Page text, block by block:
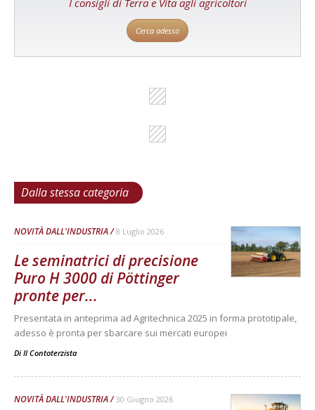
Cerca adesso
Dalla stessa categoria
NOVITÀ DALL'INDUSTRIA 8 Luglio 2026
Le seminatrici di precisione
Puro H 3000 di Pöttinger
pronte per...
Presentata in anteprima ad Agritechnica 2025 in forma prototipale,
adesso è pronta per sbarcare sui mercati europei
Di Il Contoterzista
NOVITÀ DALL'INDUSTRIA 30 Giugno 2026